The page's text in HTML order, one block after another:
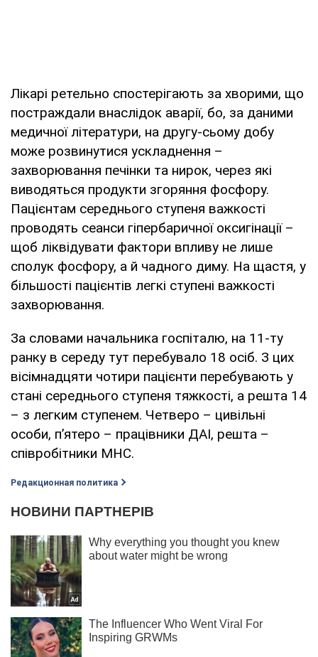
Лікарі ретельно спостерігають за хворими, що
постраждали внаслідок аварії, бо, за даними
медичної літератури, на другу-сьому добу
може розвинутися ускладнення –
захворювання печінки та нирок, через які
виводяться продукти згоряння фосфору.
Пацієнтам середнього ступеня важкості
проводять сеанси гіпербаричної оксигінації –
щоб ліквідувати фактори впливу не лише
сполук фосфору, а й чадного диму. На щастя, у
більшості пацієнтів легкі ступені важкості
захворювання.
За словами начальника госпіталю, на 11-ту
ранку в середу тут перебувало 18 осіб. З цих
вісімнадцяти чотири пацієнти перебувають у
стані середнього ступеня тяжкості, а решта 14
– з легким ступенем. Четверо – цивільні
особи, п’ятеро – працівники ДАІ, решта –
співробітники МНС.
Редакционная политика